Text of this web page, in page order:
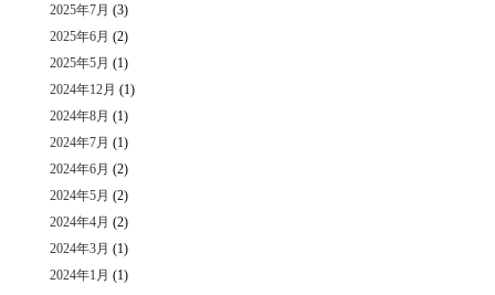
2025年7月 (3)
2025年6月 (2)
2025年5月 (1)
2024年12月 (1)
2024年8月 (1)
2024年7月 (1)
2024年6月 (2)
2024年5月 (2)
2024年4月 (2)
2024年3月 (1)
2024年1月 (1)